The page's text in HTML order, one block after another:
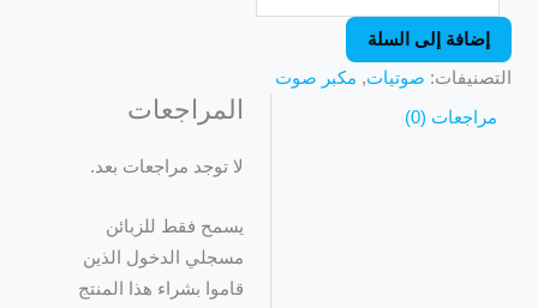
إضافة إلى السلة
التصنيفات: صوتيات, مكبر صوت
مراجعات (0) المراجعات
لا توجد مراجعات بعد.
يسمح فقط للزبائن
مسجلي الدخول الذين
قاموا بشراء هذا المنتج